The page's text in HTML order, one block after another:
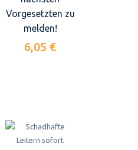
Vorgesetzten zu
melden!
6,05 €